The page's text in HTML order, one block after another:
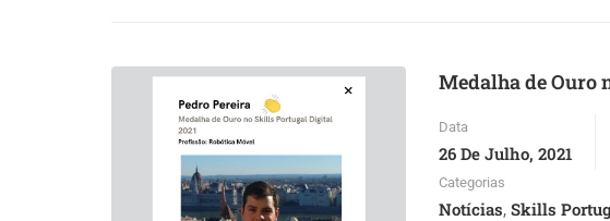
Medalha de Ouro
Data
26 De Julho, 2021
Categorias
Notícias, Skills